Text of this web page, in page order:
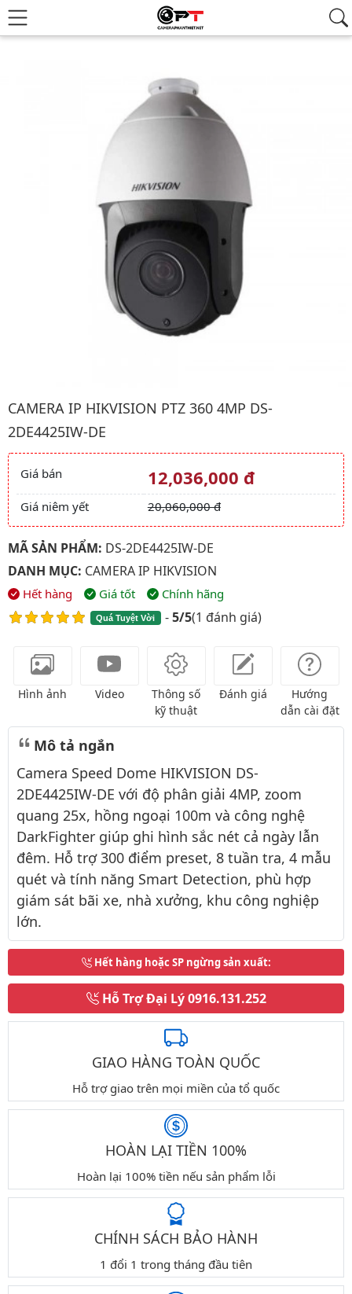
CAMERA IP HIKVISION PTZ 360 4MP DS-
2DE4425IW-DE
Giá và khuyến mãi
Giá bán 12,036,000 đ
Giá niêm yết 20,060,000 đ
MÃ SẢN PHẨM: DS-2DE4425IW-DE
DANH MỤC: CAMERA IP HIKVISION
Hết hàng Giá tốt Chính hãng
Quá Tuyệt Vời -5/5(1 đánh giá)
Hình ảnh Video
Thông số
kỹ thuật
Đánh giá
Hướng
dẫn cài đặt
Mô tả ngắn
Camera Speed Dome HIKVISION DS-
2DE4425IW-DE với độ phân giải 4MP, zoom
quang 25x, hồng ngoại 100m và công nghệ
DarkFighter giúp ghi hình sắc nét cả ngày lẫn
đêm. Hỗ trợ 300 điểm preset, 8 tuần tra, 4 mẫu
quét và tính năng Smart Detection, phù hợp
giám sát bãi xe, nhà xưởng, khu công nghiệp
lớn.
Hết hàng hoặc SP ngừng sản xuất:
Hỗ Trợ Đại Lý0916.131.252
GIAO HÀNG TOÀN QUỐC
Hỗ trợ giao trên mọi miền của tổ quốc
HOÀN LẠI TIỀN 100%
Hoàn lại 100% tiền nếu sản phẩm lỗi
CHÍNH SÁCH BẢO HÀNH
1 đổi 1 trong tháng đầu tiên